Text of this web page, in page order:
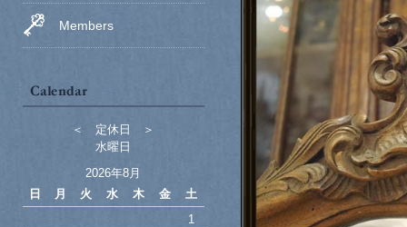
Members
＜ 定休日 ＞
水曜日
2026年8月
日
月 火 水 木 金
土
1